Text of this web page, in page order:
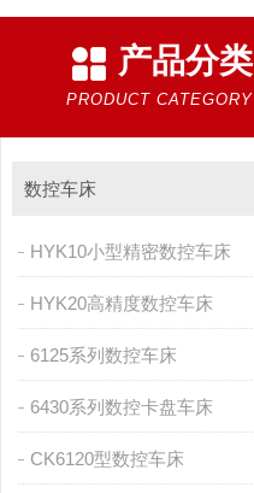
产品分类
PRODUCT CATEGORY
数控车床
HYK10小型精密数控车床
HYK20高精度数控车床
6125系列数控车床
6430系列数控卡盘车床
CK6120型数控车床